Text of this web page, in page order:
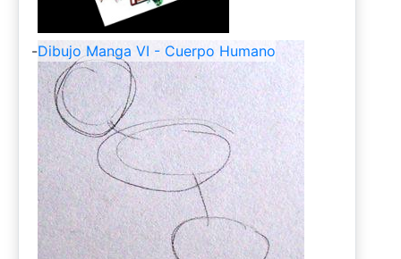
-Dibujo Manga VI - Cuerpo Humano